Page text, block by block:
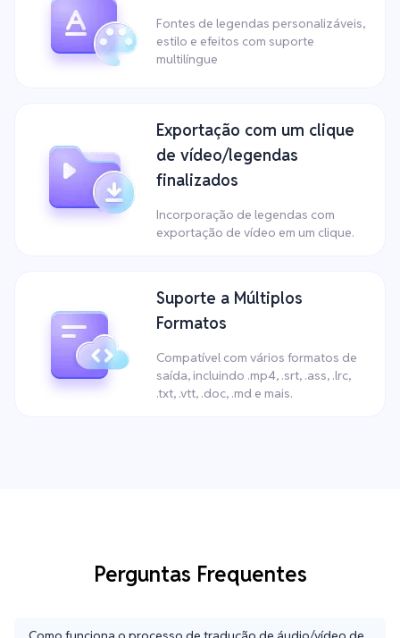
Fontes de legendas personalizáveis,
estilo e efeitos com suporte
multilíngue
Exportação com um clique
de vídeo/legendas
finalizados
Incorporação de legendas com
exportação de vídeo em um clique.
Suporte a Múltiplos
Formatos
Compatível com vários formatos de
saída, incluindo .mp4, .srt, .ass, .lrc,
.txt, .vtt, .doc, .md e mais.
Perguntas Frequentes